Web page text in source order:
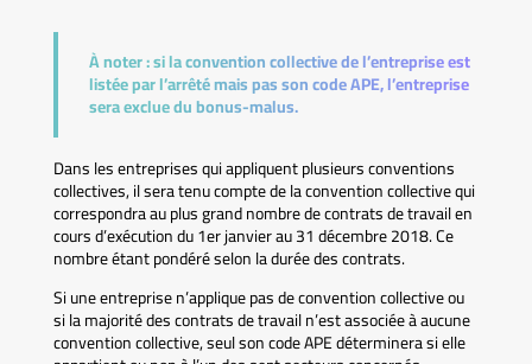
À noter :si la convention collective de l’entreprise est
listée par l’arrêté mais pas son code APE, l’entreprise
sera exclue du bonus-malus.
Dans les entreprises qui appliquent plusieurs conventions
collectives, il sera tenu compte de la convention collective qui
correspondra au plus grand nombre de contrats de travail en
cours d’exécution du 1er janvier au 31 décembre 2018. Ce
nombre étant pondéré selon la durée des contrats.
Si une entreprise n’applique pas de convention collective ou
si la majorité des contrats de travail n’est associée à aucune
convention collective, seul son code APE déterminera si elle